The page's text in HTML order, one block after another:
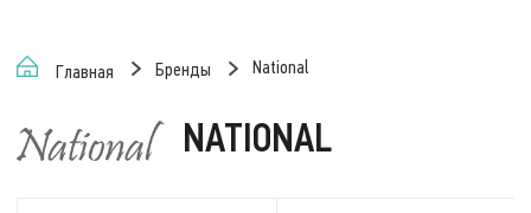
Главная Бренды National
NATIONAL